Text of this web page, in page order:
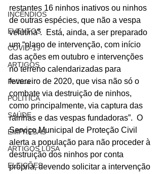
INCÊNDIOS
EVENTOS
COVID-19
ARTIGOS
Politica
POLITICA
SAÚDE
EMPRESAS
ARTIGOS LUSA
ELEIÇÕES
restantes 16 ninhos inativos ou ninhos
de outras espécies, que não a vespa
velutina”.  Está, ainda, a ser preparado
um “plano de intervenção, com início
das ações em outubro e intervenções
no terreno calendarizadas para
fevereiro de 2020, que visa não só o
combate via destruição de ninhos,
como principalmente, via captura das
rainhas e das vespas fundadoras”.  O
Serviço Municipal de Proteção Civil
alerta a população para não proceder à
destruição dos ninhos por conta
própria, devendo solicitar a intervenção